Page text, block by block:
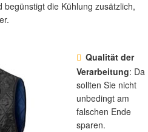
die Kühlung zusätzlich,
Qualität der
Verarbeitung: Da
sollten Sie nicht
unbedingt am
falschen Ende
sparen.